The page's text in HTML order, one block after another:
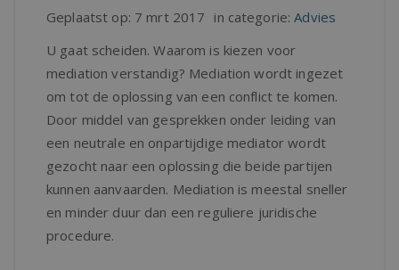
Geplaatst op: 7 mrt 2017 in categorie:Advies
U gaat scheiden. Waarom is kiezen voor
mediation verstandig? Mediation wordt ingezet
om tot de oplossing van een conflict te komen.
Door middel van gesprekken onder leiding van
een neutrale en onpartijdige mediator wordt
gezocht naar een oplossing die beide partijen
kunnen aanvaarden. Mediation is meestal sneller
en minder duur dan een reguliere juridische
procedure.